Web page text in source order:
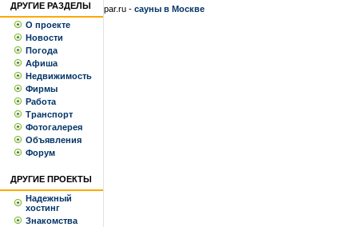
ДРУГИЕ РАЗДЕЛЫ
О проекте
Новости
Погода
Афиша
Недвижимость
Фирмы
Работа
Транспорт
Фотогалерея
Объявления
Форум
ДРУГИЕ ПРОЕКТЫ
Надежный
хостинг
Знакомства
par.ru - сауны в Москве